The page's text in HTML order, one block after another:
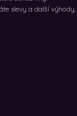
slevy a další výhody,